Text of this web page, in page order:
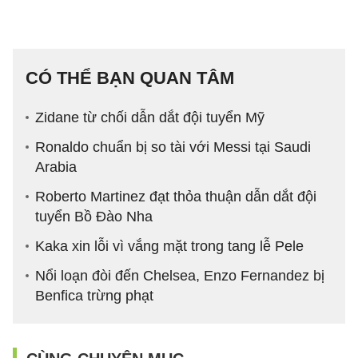
CÓ THỂ BẠN QUAN TÂM
Zidane từ chối dẫn dắt đội tuyển Mỹ
Ronaldo chuẩn bị so tài với Messi tại Saudi
Arabia
Roberto Martinez đạt thỏa thuận dẫn dắt đội
tuyển Bồ Đào Nha
Kaka xin lỗi vì vắng mặt trong tang lễ Pele
Nổi loạn đòi đến Chelsea, Enzo Fernandez bị
Benfica trừng phạt